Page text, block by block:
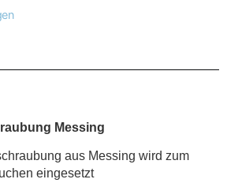
Messing
aus Messing wird zum
eingesetzt